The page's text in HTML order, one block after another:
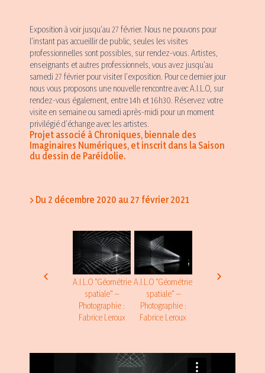
Exposition à voir jusqu’au 27 février. Nous ne pouvons pour
l’instant pas accueillir de public, seules les visites
professionnelles sont possibles, sur rendez-vous. Artistes,
enseignants et autres professionnels, vous avez jusqu’au
samedi 27 février pour visiter l’exposition. Pour ce dernier jour
nous vous proposons une nouvelle rencontre avec A.I.L.O, sur
rendez-vous également, entre 14h et 16h30. Réservez votre
visite en semaine ou samedi après-midi pour un moment
privilégié d’échange avec les artistes.
Projet associé à Chroniques, biennale des
Imaginaires Numériques, et inscrit dans la Saison
du dessin de Paréidolie.
> Du 2 décembre 2020 au 27 février 2021
A.I.L.O "Géométrie
spatiale" –
Photographie :
Fabrice Leroux
A.I.L.O "Géométrie
spatiale" –
Photographie :
Fabrice Leroux
A.I.L.O "Géométrie